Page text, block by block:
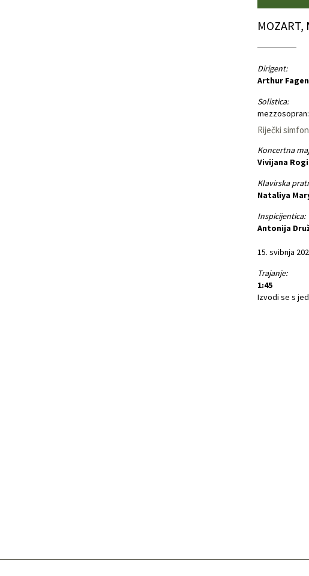
MOZART,
Dirigent:
Arthur Fagen
Solistica:
mezzosopran:
Riječki
Koncertna
Vivijana
Klavirska
Nataliya
Inspicijentica:
Antonija
15. svibnja
Trajanje:
1:45
Izvodi se s